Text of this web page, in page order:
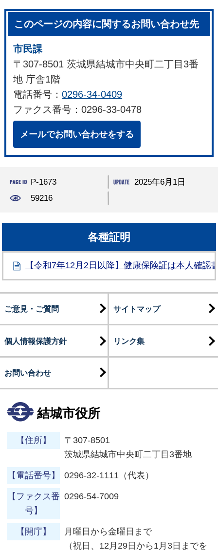
このページの内容に関するお問い合わせ先
市民課
〒307-8501 茨城県結城市中央町二丁目3番
地 庁舎1階
電話番号：0296-34-0409
ファクス番号：0296-33-0478
メールでお問い合わせをする
P-1673
2025年6月1日
59216
各種証明
【令和7年12月2日以降】健康保険証は本人確認
ご意見・ご質問 サイトマップ
個人情報保護方針 リンク集
お問い合わせ
結城市役所
【住所】
〒307-8501
茨城県結城市中央町二丁目3番地
【電話番号】 0296-32-1111（代表）
【ファクス番
号】
0296-54-7009
【開庁】
月曜日から金曜日まで
（祝日、12月29日から1月3日までを